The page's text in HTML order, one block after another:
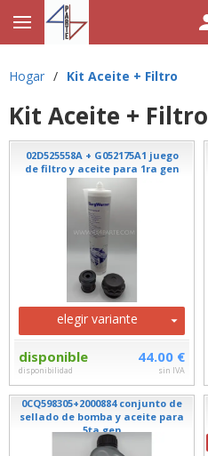
Hogar / Kit Aceite + Filtro
Kit Aceite + Filtro
02D525558A + G052175A1 juego
de filtro y aceite para 1ra gen
elegir variante
disponible
disponibilidad
44.00 €
sin IVA
0CQ598305+2000884 conjunto de
sellado de bomba y aceite para
5ta gen